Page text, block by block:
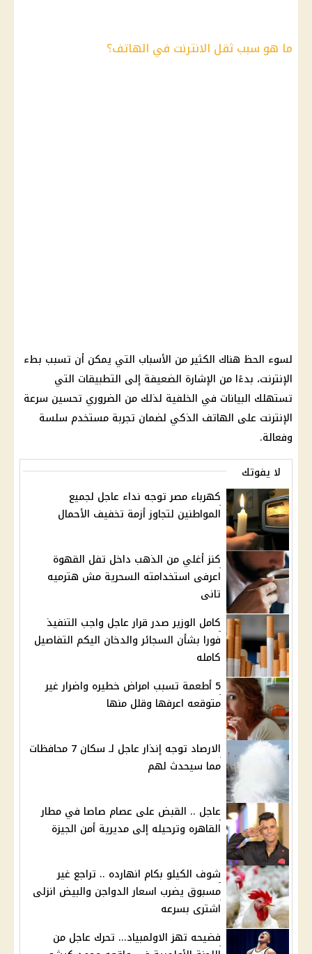
ما هو سبب ثقل الانترنت في الهاتف؟
لسوء الحظ هناك الكثير من الأسباب التي يمكن أن تسبب بطء
الإنترنت، بدءًا من الإشارة الضعيفة إلى التطبيقات التي
تستهلك البيانات في الخلفية لذلك من الضروري تحسين سرعة
الإنترنت على الهاتف الذكي لضمان تجربة مستخدم سلسة
وفعالة.
لا يفوتك
كهرباء مصر توجه نداء عاجل لجميع
المواطنين لتجاوز أزمة تخفيف الأحمال
كنز أغلي من الذهب داخل تفل القهوة
اعرفى استخدامته السحرية مش هترميه
تانى
كامل الوزير صدر قرار عاجل واجب التنفيذ
فورا بشأن السجائر والدخان اليكم التفاصيل
كامله
5 أطعمة تسبب امراض خطيره واضرار غير
متوقعه اعرفها وقلل منها
الارصاد توجه إنذار عاجل لـ سكان 7 محافظات
مما سيحدث لهم
عاجل .. القبض على عصام صاصا في مطار
القاهره وترحيله إلى مديرية أمن الجيزة
شوف الكيلو بكام انهارده .. تراجع غير
مسبوق يضرب اسعار الدواجن والبيض انزلى
اشترى بسرعه
فضيحه تهز الاولمبياد... تحرك عاجل من